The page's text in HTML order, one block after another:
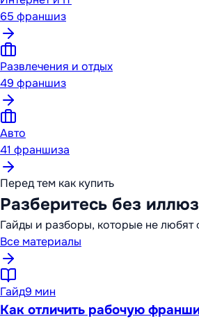
65 франшиз
Развлечения и отдых
49 франшиз
Авто
41 франшиза
Перед тем как купить
Разберитесь без
Гайды и разборы, которые не любят
Все материалы
Гайд9 мин
Как отличить рабочую